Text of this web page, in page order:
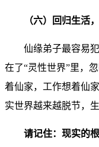
（六）回归生活
仙缘弟子最容易
在了“灵性世界”里，
着仙家，工作想着仙
实世界越来越脱节，
请记住：现实的